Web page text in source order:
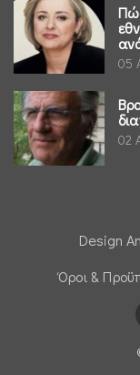
05
02
Design
Όροι &